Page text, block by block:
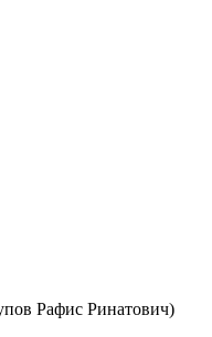
Рафис Ринатович)